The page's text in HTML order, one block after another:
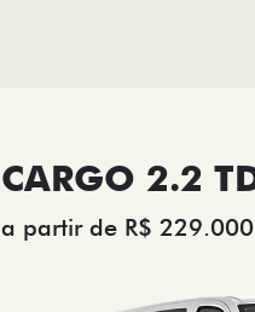
CARGO 2.2
a partir de R$